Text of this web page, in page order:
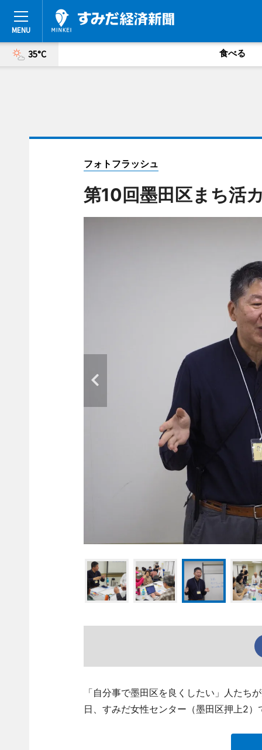
35°C 食べる
フォトフラッシュ
第10回墨田区まち活
「自分事で墨田区を良くしたい」人たち
日、すみだ女性センター（墨田区押上2）